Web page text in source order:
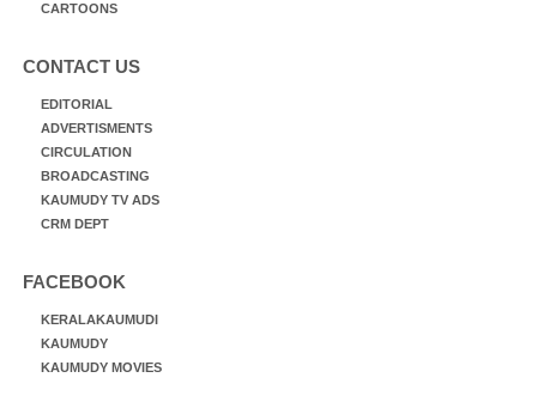
CARTOONS
CONTACT US
EDITORIAL
ADVERTISMENTS
CIRCULATION
BROADCASTING
KAUMUDY TV ADS
CRM DEPT
FACEBOOK
KERALAKAUMUDI
KAUMUDY
KAUMUDY MOVIES